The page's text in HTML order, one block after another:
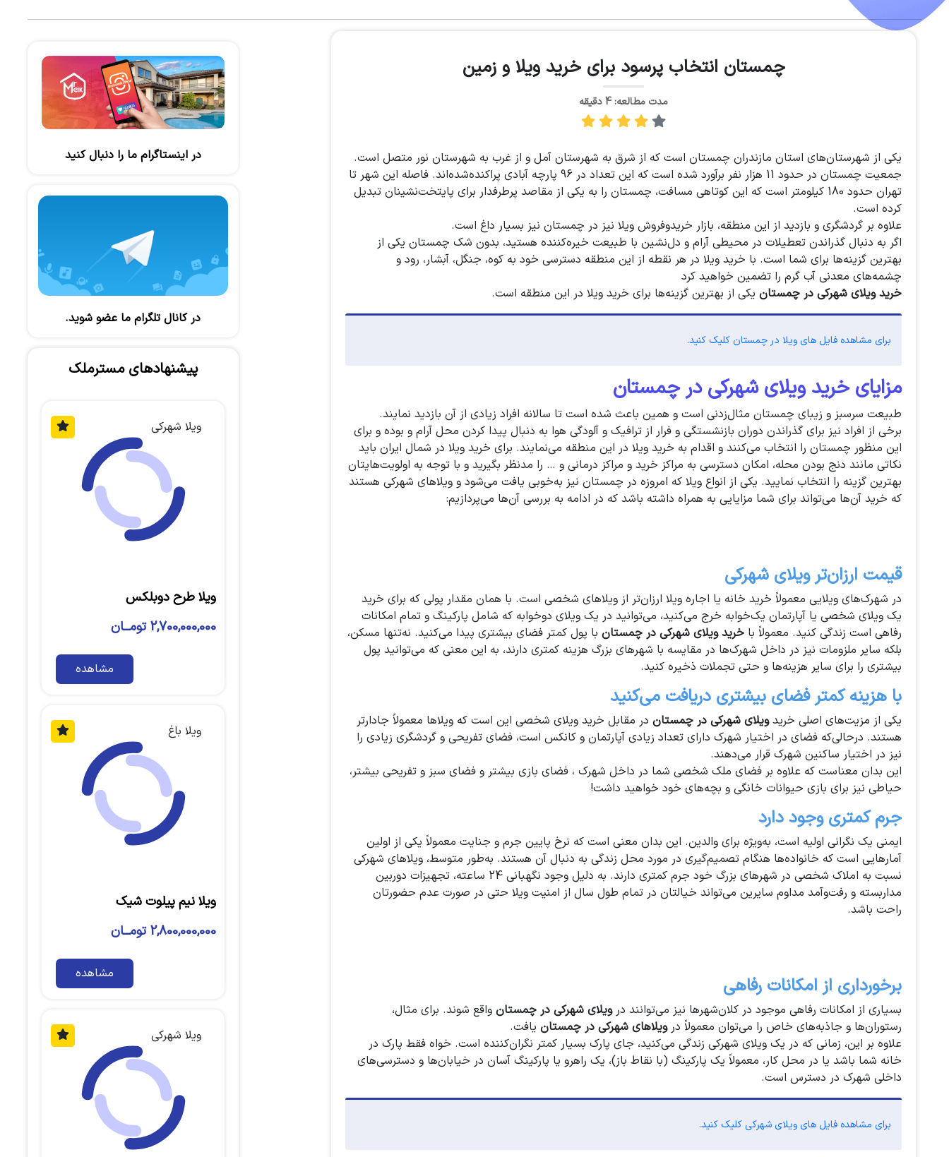
چمستان انتخاب پرسود برای خرید ویلا و زمین
مدت مطالعه: 4 دقیقه
یکی از شهرستان‌های استان مازندران چمستان است که از شرق به شهرستان آمل و از غرب به شهرستان نور متصل است.
جمعیت چمستان در حدود 11 هزار نفر برآورد شده است که این تعداد در 96 پارچه آبادی پراکنده‌شده‌اند. فاصله این شهر تا
تهران حدود 180 کیلومتر است که این کوتاهی مسافت، چمستان را به یکی از مقاصد پرطرفدار برای پایتخت‌نشینان تبدیل
کرده است.
علاوه بر گردشگری و بازدید از این منطقه، بازار خریدوفروش ویلا نیز در چمستان نیز بسیار داغ است.
اگر به دنبال گذراندن تعطیلات در محیطی آرام و دل‌نشین با طبیعت خیره‌کننده هستید، بدون شک چمستان یکی از
بهترین گزینه‌ها برای شما است. با خرید ویلا در هر نقطه از این منطقه دسترسی خود به کوه، جنگل، آبشار، رود و
چشمه‌های معدنی آب گرم را تضمین خواهید کرد
خرید ویلای شهرکی در چمستان یکی از بهترین گزینه‌ها برای خرید ویلا در این منطقه است.
برای مشاهده فایل های ویلا در چمستان کلیک کنید.
مزایای خرید ویلای شهرکی در چمستان
طبیعت سرسبز و زیبای چمستان مثال‌زدنی است و همین باعث شده است تا سالانه افراد زیادی از آن بازدید نمایند.
برخی از افراد نیز برای گذراندن دوران بازنشستگی و فرار از ترافیک و آلودگی هوا به دنبال پیدا کردن محل آرام و بوده و برای
این منظور چمستان را انتخاب می‌کنند و اقدام به خرید ویلا در این منطقه می‌نمایند. برای خرید ویلا در شمال ایران باید
نکاتی مانند دنج بودن محله، امکان دسترسی به مراکز خرید و مراکز درمانی و … را مدنظر بگیرید و با توجه به اولویت‌هایتان
بهترین گزینه را انتخاب نمایید. یکی از انواع ویلا که امروزه در چمستان نیز به‌خوبی یافت می‌شود و ویلاهای شهرکی هستند
که خرید آن‌ها می‌تواند برای شما مزایایی به همراه داشته باشد که در ادامه به بررسی آن‌ها می‌پردازیم:
قیمت ارزان‌تر ویلای شهرکی
در شهرک‌های ویلایی معمولاً خرید خانه یا اجاره ویلا ارزان‌تر از ویلاهای شخصی است. با همان مقدار پولی که برای خرید
یک ویلای شخصی یا آپارتمان یک‌خوابه خرج می‌کنید، می‌توانید در یک ویلای دوخوابه که شامل پارکینگ و تمام امکانات
رفاهی است زندگی کنید. معمولاً با خرید ویلای شهرکی در چمستان با پول کمتر فضای بیشتری پیدا می‌کنید. نه‌تنها مسکن،
بلکه سایر ملزومات نیز در داخل شهرک‌ها در مقایسه با شهرهای بزرگ هزینه کمتری دارند، به این معنی که می‌توانید پول
بیشتری را برای سایر هزینه‌ها و حتی تجملات ذخیره کنید.
با هزینه کمتر فضای بیشتری دریافت می‌کنید
یکی از مزیت‌های اصلی خریدویلای شهرکی در چمستان در مقابل خرید ویلای شخصی این است که ویلاها معمولاً جادارتر
هستند. درحالی‌که فضای در اختیار شهرک دارای تعداد زیادی آپارتمان و کانکس است، فضای تفریحی و گردشگری زیادی را
نیز در اختیار ساکنین شهرک قرار می‌دهند.
این بدان معناست که علاوه بر فضای ملک شخصی شما در داخل شهرک ، فضای بازی بیشتر و فضای سبز و تفریحی بیشتر،
حیاطی نیز برای بازی حیوانات خانگی و بچه‌های خود خواهید داشت!
جرم کمتری وجود دارد
ایمنی یک نگرانی اولیه است، به‌ویژه برای والدین. این بدان معنی است که نرخ پایین جرم و جنایت معمولاً یکی از اولین
آمارهایی است که خانواده‌ها هنگام تصمیم‌گیری در مورد محل زندگی به دنبال آن هستند. به‌طور متوسط، ویلاهای شهرکی
نسبت به املاک شخصی در شهرهای بزرگ خود جرم کمتری دارند. به دلیل وجود نگهبانی 24 ساعته، تجهیزات دوربین
مداربسته و رفت‌وآمد مداوم سایرین می‌تواند خیالتان در تمام طول سال از امنیت ویلا حتی در صورت عدم حضورتان
راحت باشد.
برخورداری از امکانات رفاهی
بسیاری از امکانات رفاهی موجود در کلان‌شهرها نیز می‌توانند درویلای شهرکی در چمستان واقع شوند. برای مثال،
رستوران‌ها و جاذبه‌های خاص را می‌توان معمولاً درویلاهای شهرکی در چمستان یافت.
علاوه بر این، زمانی که در یک ویلای شهرکی زندگی می‌کنید، جای پارک بسیار کمتر نگران‌کننده است. خواه فقط پارک در
خانه شما باشد یا در محل کار، معمولاً یک پارکینگ (با نقاط باز)، یک راهرو یا پارکینگ آسان در خیابان‌ها و دسترسی‌های
داخلی شهرک در دسترس است.
برای مشاهده فایل های ویلای شهرکی کلیک کنید.
در اینستاگرام ما را دنبال کنید
در کانال تلگرام ما عضو شوید.
پیشنهادهای مسترملک
ویلا شهرکی
ویلا طرح دوبلکس
2,700,000,000 تومــان
مشاهده
ویلا باغ
ویلا نیم پیلوت شیک
2,800,000,000 تومــان
مشاهده
ویلا شهرکی